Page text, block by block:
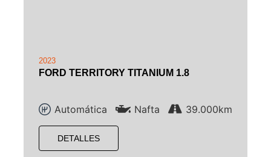
2023
FORD TERRITORY TITANIUM 1.8
Automática Nafta 39.000km
DETALLES